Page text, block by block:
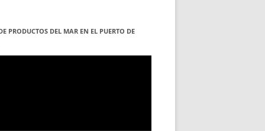
PRODUCTOS DEL MAR EN EL PUERTO DE